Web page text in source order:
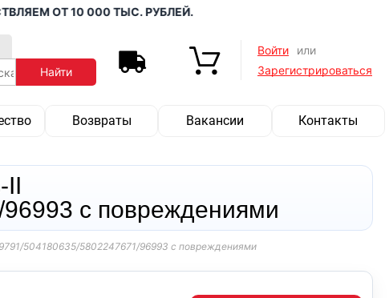
ОТ 10 000 ТЫС. РУБЛЕЙ.
Войти
или
Зарегистрироваться
Возвраты Вакансии Контакты
II
с повреждениями
504180635/5802247671/96993 с повреждениями